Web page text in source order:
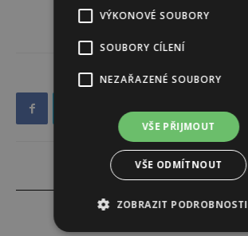
VÝKONOVÉ SOUBORY
SOUBORY CÍLENÍ
NEZAŘAZENÉ SOUBORY
VŠE PŘIJMOUT
VŠE ODMÍTNOUT
ZOBRAZIT PODROBNOSTI